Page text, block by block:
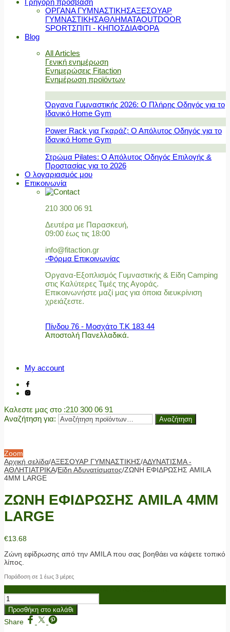
Γρήγορη πρόσβαση
ΟΡΓΑΝΑ ΓΥΜΝΑΣΤΙΚΗΣΑΞΕΣΟΥΑΡ
ΓΥΜΝΑΣΤΙΚΗΣΑΘΛΗΜΑΤΑOUTDOOR
SPORTΣΠΙΤΙ - ΚΗΠΟΣΔΙΑΦΟΡΑ
Blog
All Articles
Γενική ενημέρωση
Ενημερώσεις Fitaction
Ενημέρωση προϊόντων
Όργανα Γυμναστικής 2026: Ο Πλήρης Οδηγός για το
Ιδανικό Home Gym
Power Rack για Γκαράζ: Ο Απόλυτος Οδηγός για το
Ιδανικό Home Gym
Στρώμα Pilates: Ο Απόλυτος Οδηγός Επιλογής &
Προστασίας για το 2026
Ο λογαριασμός μου
Επικοινωνία
210 300 06 91
Δευτέρα με Παρασκευή,
09:00 έως τις 18:00
info@fitaction.gr
-Φόρμα Επικοινωνίας
Όργανα-Εξοπλισμός Γυμναστικής & Είδη Camping
στις Καλύτερες Τιμές της Αγοράς.
Επικοινωνήστε μαζί μας για όποια διευκρίνιση
χρειάζεστε.
Πίνδου 76 - Μοσχάτο Τ.Κ 183 44
Αποστολή Πανελλαδικά.
My account
Καλεστε μας στο :210 300 06 91
Αναζήτηση για:
Αναζήτηση
Zoom
Αρχική σελίδα/ΑΞΕΣΟΥΑΡ ΓΥΜΝΑΣΤΙΚΗΣ/ΑΔΥΝΑΤΙΣΜΑ -
ΑΘΛΗΤΙΑΤΡΙΚΑ/Είδη Αδυνατίσματος/ΖΩΝΗ ΕΦΙΔΡΩΣΗΣ AMILA
4ΜΜ LARGE
ΖΩΝΗ ΕΦΙΔΡΩΣΗΣ AMILA 4ΜΜ
LARGE
€13.68
Ζώνη εφίδρωσης από την AMILA που σας βοηθάει να κάψετε τοπικό
λίπος.
Παράδοση σε 1 έως 3 μέρες
Προσθήκη στο καλάθι
Share